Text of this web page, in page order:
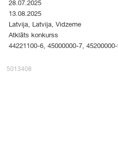
28.07.2025
13.08.2025
Latvija, Latvija, Vidzeme
Atklāts konkurss
44221100-6, 45000000-7,
5013408